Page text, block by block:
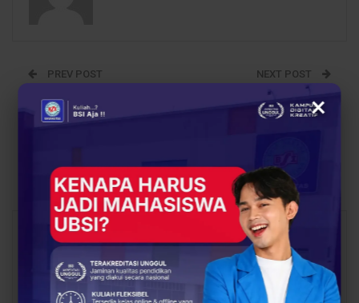
PREV POST
Product Manager?
Berikut Tugas,
NEXT POST
Purchasing Staff,
Profesi Penting di Balik
You Might Also Like
BERITA
×